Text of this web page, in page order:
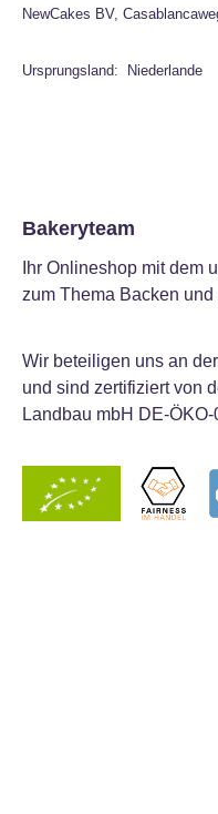
NewCakes BV,
Ursprungsland: Niederlande
Bakeryteam
Ihr Onlineshop mit dem
zum Thema Backen und
Wir beteiligen uns an
und sind zertifiziert von
Landbau mbH DE-ÖKO-